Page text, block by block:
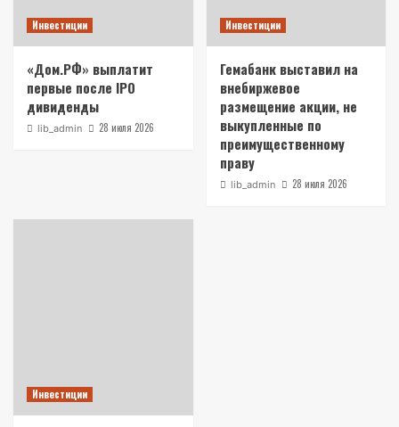
Инвестиции
«Дом.РФ» выплатит
первые после IPO
дивиденды
lib_admin 28 июля 2026
Инвестиции
Гемабанк выставил на
внебиржевое
размещение акции, не
выкупленные по
преимущественному
праву
lib_admin 28 июля 2026
Инвестиции